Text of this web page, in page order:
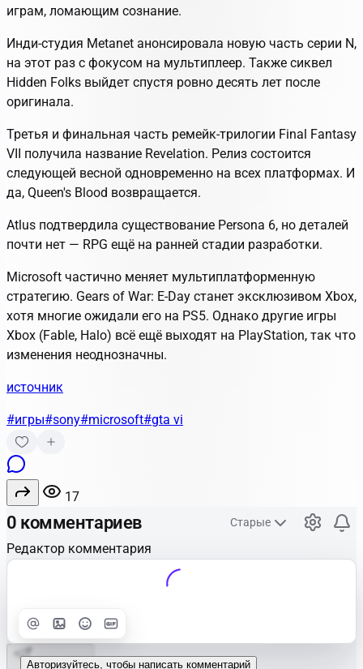
играм, ломающим сознание.
Инди-студия Metanet анонсировала новую часть серии N,
на этот раз с фокусом на мультиплеер. Также сиквел
Hidden Folks выйдет спустя ровно десять лет после
оригинала.
Третья и финальная часть ремейк-трилогии Final Fantasy
VII получила название Revelation. Релиз состоится
следующей весной одновременно на всех платформах. И
да, Queen's Blood возвращается.
Atlus подтвердила существование Persona 6, но деталей
почти нет — RPG ещё на ранней стадии разработки.
Microsoft частично меняет мультиплатформенную
стратегию. Gears of War: E-Day станет эксклюзивом Xbox,
хотя многие ожидали его на PS5. Однако другие игры
Xbox (Fable, Halo) всё ещё выходят на PlayStation, так что
изменения неоднозначны.
источник
#игры#sony#microsoft#gta vi
17
0 комментариев Старые
Редактор комментария
Улучшить
Авторизуйтесь, чтобы написать комментарий
Отправить